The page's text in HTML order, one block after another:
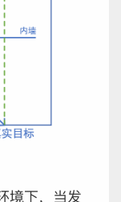
境下，当发